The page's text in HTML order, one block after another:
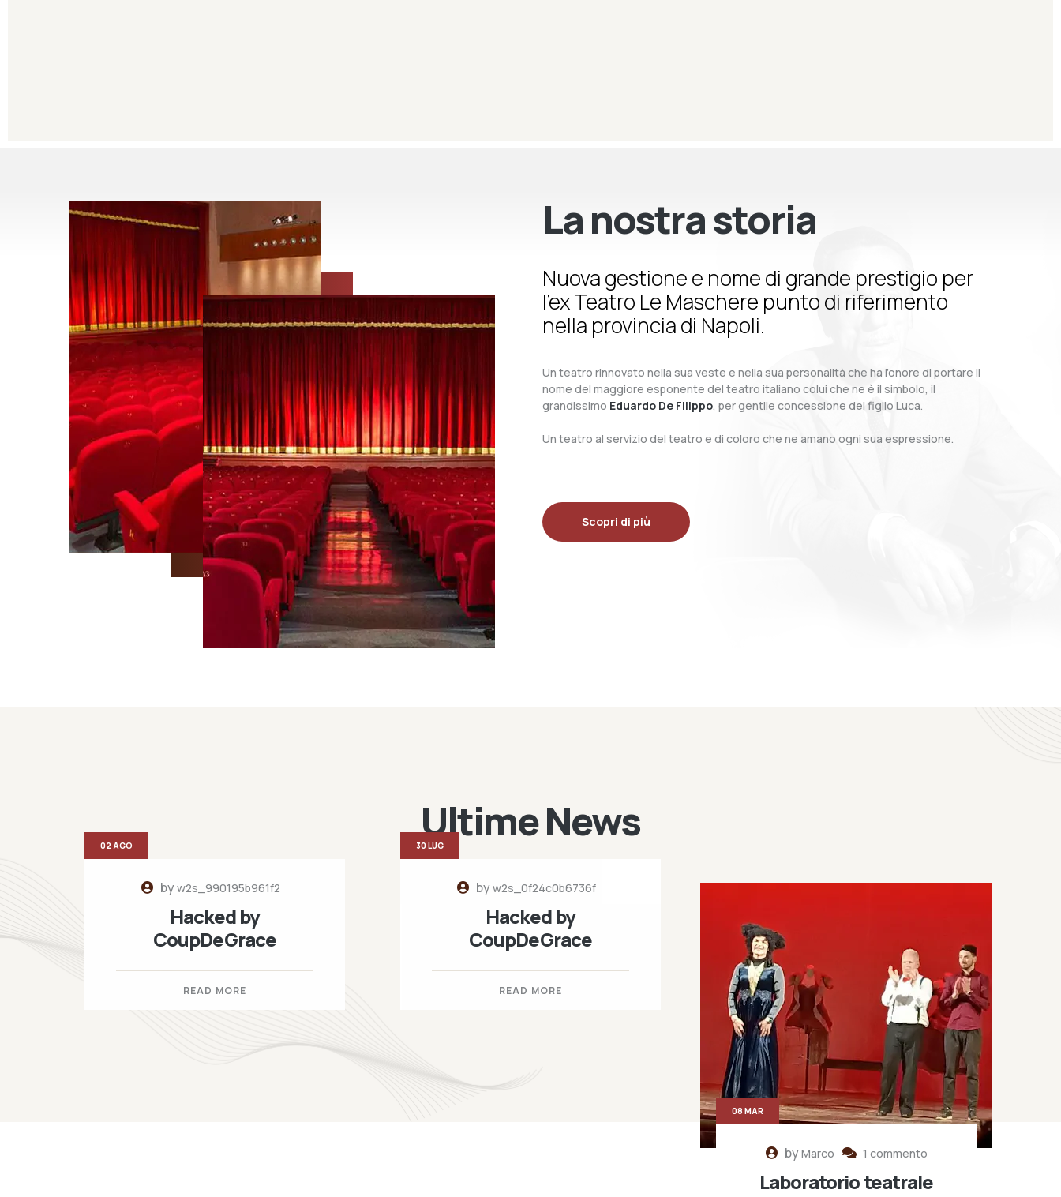
La nostra storia
Nuova gestione e nome di grande prestigio per
l’ex Teatro Le Maschere punto di riferimento
nella provincia di Napoli.
Un teatro rinnovato nella sua veste e nella sua personalità che ha l’onore di portare il
nome del maggiore esponente del teatro italiano colui che ne è il simbolo, il
grandissimo Eduardo De Filippo, per gentile concessione del figlio Luca.
Un teatro al servizio del teatro e di coloro che ne amano ogni sua espressione.
Scopri di più
Ultime News
byw2s_990195b961f2
Hacked by
CoupDeGrace
READ MORE
02 AGO
byw2s_0f24c0b6736f
Hacked by
CoupDeGrace
READ MORE
30 LUG
byMarco 1 commento
Laboratorio teatrale
08 MAR